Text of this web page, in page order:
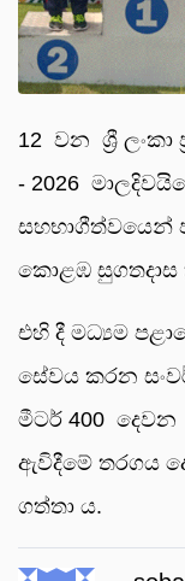
12 වන ශ්‍රී
- 2026
සහභාගීත්වයෙන්
කොළඹ සුගතදාස
එහි දී මධ්‍යම
සේවය කරන
මීටර් 400 දෙවන
ඇවිදීමේ තරගය
ගත්තා ය.